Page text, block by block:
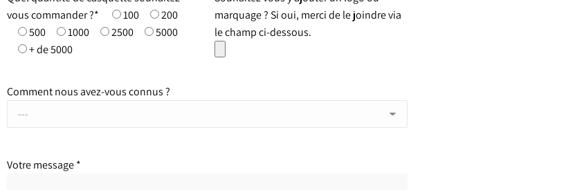
vous commander ?*
100
200
500
1000 2500
5000
+ de 5000
marquage ? Si oui, merci de le joindre via
le champ ci-dessous.
Comment nous avez-vous connus ?
Votre message *